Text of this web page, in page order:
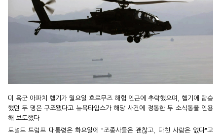
미 육군 아파치 헬기가 월요일 호르무즈 해협 인근에 추락했으며, 헬기에 탑승
했던 두 명은 구조됐다고 뉴욕타임스가 해당 사건에 정통한 두 소식통을 인용
해 보도했다.
도널드 트럼프 대통령은 화요일에 "조종사들은 괜찮고, 다친 사람은 없다"고